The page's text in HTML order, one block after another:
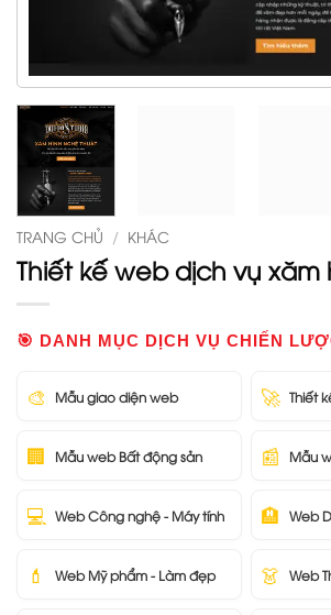
TRANG CHỦ / KHÁC
Thiết kế web dịch vụ xăm
🎯 DANH MỤC DỊCH VỤ CHIẾN
🎨 Mẫu giao diện web 🚀 Thiết
🏢 Mẫu web Bất động sản 📰 Mẫu
💻 Web Công nghệ - Máy tính 🏨 Web
💄 Web Mỹ phẩm - Làm đẹp 👗 Web